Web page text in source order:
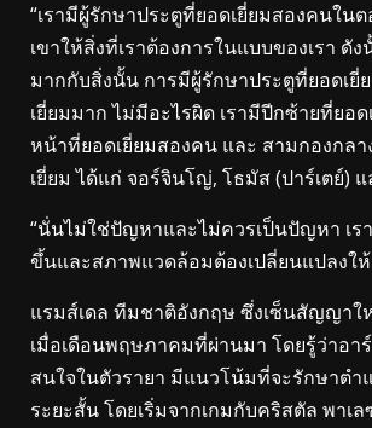
“เรามีผู้รักษาประตูที่ยอดเยี่ยมสองคนใน
เขาให้สิ่งที่เราต้องการในแบบของเรา ดั
มากกับสิ่งนั้น การมีผู้รักษาประตูที่ยอดเ
เยี่ยมมาก ไม่มีอะไรผิด เรามีปีกซ้ายที่ยอ
หน้าที่ยอดเยี่ยมสองคน และ สามกองกล
เยี่ยม ได้แก่ จอร์จินโญ่, โธมัส (ปาร์เตย์)
“นั่นไม่ใช่ปัญหาและไม่ควรเป็นปัญหา เร
ขึ้นและสภาพแวดล้อมต้องเปลี่ยนแปลงใ
แรมส์เดล ทีมชาติอังกฤษ ซึ่งเซ็นสัญญาใ
เมื่อเดือนพฤษภาคมที่ผ่านมา โดยรู้ว่าอา
สนใจในตัวรายา มีแนวโน้มที่จะรักษาตำ
ระยะสั้น โดยเริ่มจากเกมกับคริสตัล พาเ